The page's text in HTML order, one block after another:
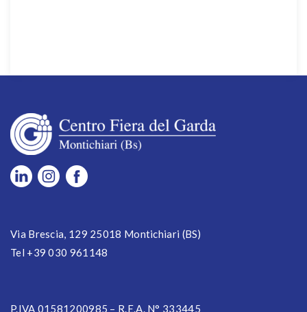
Via Brescia, 129 25018 Montichiari (BS)
Tel +39 030 961148
P.IVA 01581200985 – R.E.A. N° 333445